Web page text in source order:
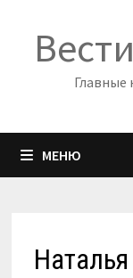
содержимому
Главные
МЕНЮ